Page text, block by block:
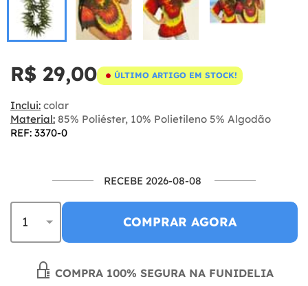
R$ 29,00 ÚLTIMO ARTIGO EM STOCK!
Inclui: colar
Material: 85% Poliéster, 10% Polietileno 5% Algodão
REF: 3370-0
RECEBE 2026-08-08
COMPRAR AGORA
COMPRA 100% SEGURA NA FUNIDELIA